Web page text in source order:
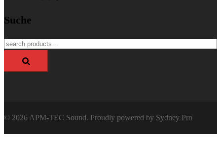
Suche
Search
© 2026 APM-TEC Sound. Proudly powered by Sydney Pro